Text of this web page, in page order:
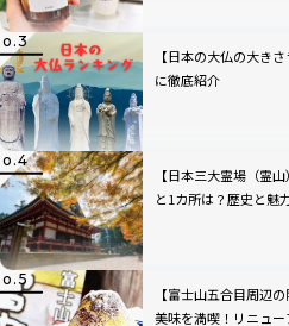
【日本の大仏の大き
に徹底紹介
【日本三大霊場（霊
と1カ所は？歴史と魅
【富士山五合目周辺
美味を満喫！リニュ